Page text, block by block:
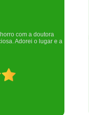
pelo que fizeram por